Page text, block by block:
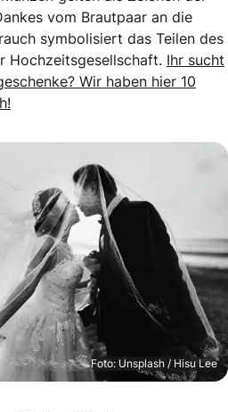
vom Brautpaar an die
symbolisiert das Teilen des
Hochzeitsgesellschaft. Ihr sucht
Wir haben hier 10
Foto: Unsplash / Hisu Lee